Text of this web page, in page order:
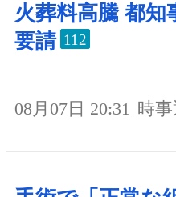
火葬料高騰 都知
要請 112
08月07日 20:31 時